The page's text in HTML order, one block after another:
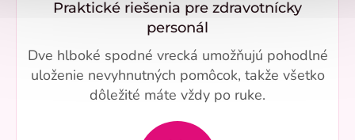
Praktické riešenia pre zdravotnícky
personál
Dve hlboké spodné vrecká umožňujú pohodlné
uloženie nevyhnutných pomôcok, takže všetko
dôležité máte vždy po ruke.